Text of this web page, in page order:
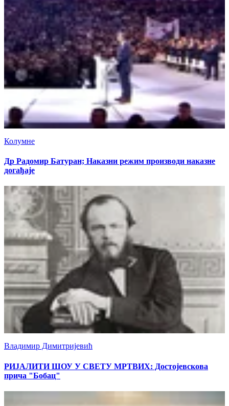
Колумне
Др Радомир Батуран; Наказни режим производи наказне
догађаје
Владимир Димитријевић
РИЈАЛИТИ ШОУ У СВЕТУ МРТВИХ: Достојевскова
прича "Бобац"